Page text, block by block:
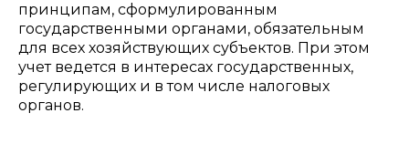
принципам, сформулированным
государственными органами, обязательным
для всех хозяйствующих субъектов. При этом
учет ведется в интересах государственных,
регулирующих и в том числе налоговых
органов.